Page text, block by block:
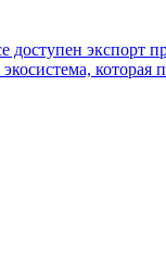
доступен
которая